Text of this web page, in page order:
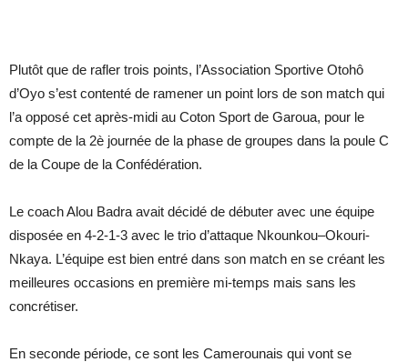
Plutôt que de rafler trois points, l’Association Sportive Otohô
d’Oyo s’est contenté de ramener un point lors de son match qui
l’a opposé cet après-midi au Coton Sport de Garoua, pour le
compte de la 2è journée de la phase de groupes dans la poule C
de la Coupe de la Confédération.
Le coach Alou Badra avait décidé de débuter avec une équipe
disposée en 4-2-1-3 avec le trio d’attaque Nkounkou–Okouri-
Nkaya. L’équipe est bien entré dans son match en se créant les
meilleures occasions en première mi-temps mais sans les
concrétiser.
En seconde période, ce sont les Camerounais qui vont se